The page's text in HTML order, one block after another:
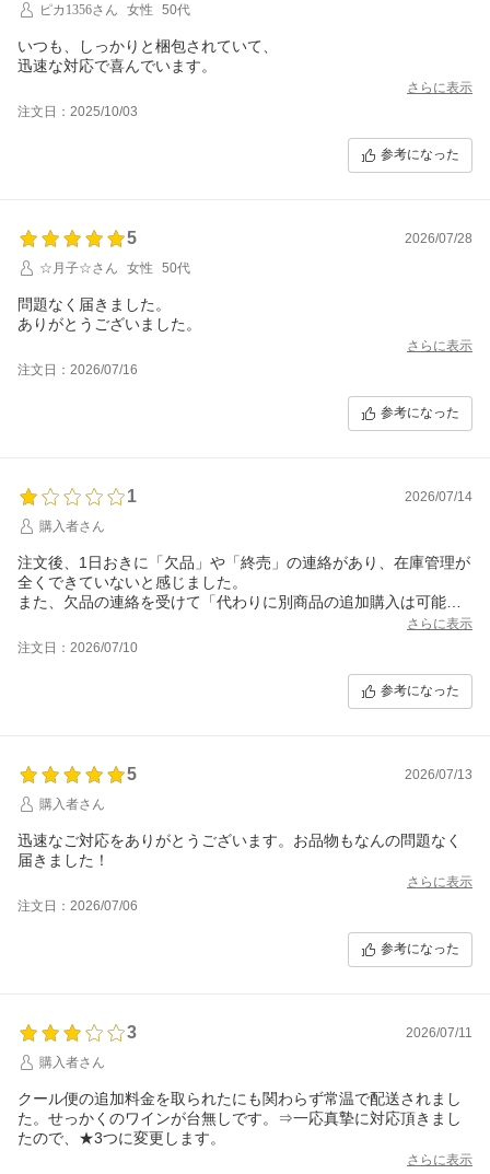
ピカ1356さん
女性 50代
いつも、しっかりと梱包されていて、
迅速な対応で喜んでいます。
さらに表示
注文日：2025/10/03
参考になった
5
2026/07/28
☆月子☆さん
女性 50代
問題なく届きました。
ありがとうございました。
さらに表示
注文日：2026/07/16
参考になった
1
2026/07/14
購入者さん
注文後、1日おきに「欠品」や「終売」の連絡があり、在庫管理が
全くできていないと感じました。
また、欠品の連絡を受けて「代わりに別商品の追加購入は可能
か」と返信にて問い合わせましたが、こちらから催促するまで一
切の回答がありませんでした。
る取引でした。今後の体制改善を強く望みます。
さらに表示
注文日：2026/07/10
参考になった
5
2026/07/13
購入者さん
迅速なご対応をありがとうございます。お品物もなんの問題なく
届きました！
さらに表示
注文日：2026/07/06
参考になった
3
2026/07/11
購入者さん
クール便の追加料金を取られたにも関わらず常温で配送されまし
た。せっかくのワインが台無しです。⇒一応真摯に対応頂きまし
たので、★3つに変更します。
さらに表示